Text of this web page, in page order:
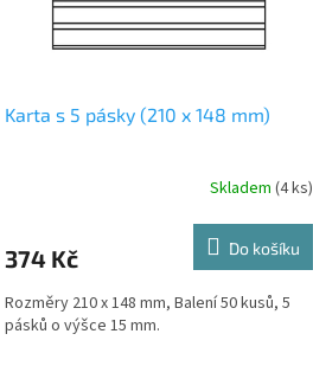
Karta s 5 pásky (210 x 148 mm)
Skladem (4 ks)
374 Kč Do košíku
Rozměry 210 x 148 mm, Balení 50 kusů, 5
pásků o výšce 15 mm.